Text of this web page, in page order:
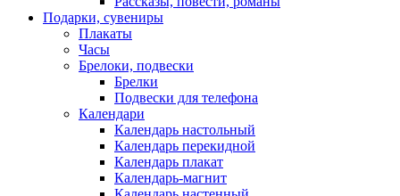
Подарки, сувениры
Плакаты
Часы
Брелоки, подвески
Брелки
Подвески для телефона
Календари
Календарь настольный
Календарь перекидной
Календарь плакат
Календарь-магнит